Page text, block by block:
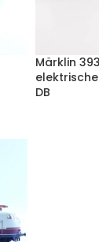
Märklin
DB